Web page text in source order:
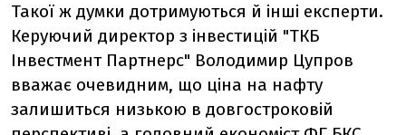
Такої ж думки дотримуються й інші експерти.
Керуючий директор з інвестицій "ТКБ
Інвестмент Партнерс" Володимир Цупров
вважає очевидним, що ціна на нафту
залишиться низькою в довгостроковій